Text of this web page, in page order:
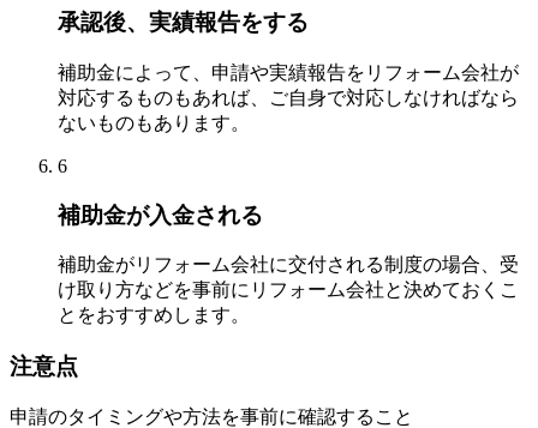
承認後、実績報告をする
補助金によって、申請や実績報告をリフォーム会社が
対応するものもあれば、ご自身で対応しなければなら
ないものもあります。
6
補助金が入金される
補助金がリフォーム会社に交付される制度の場合、受
け取り方などを事前にリフォーム会社と決めておくこ
とをおすすめします。
注意点
申請のタイミングや方法を事前に確認すること